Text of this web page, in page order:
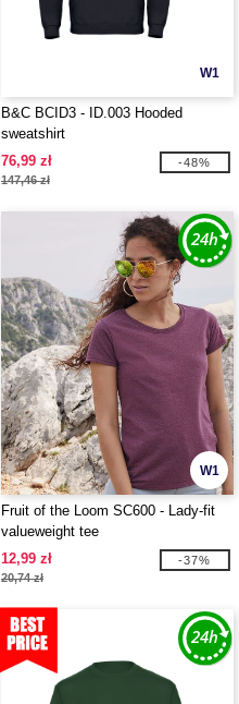
W1
B&C BCID3 - ID.003 Hooded
sweatshirt
76,99 zł
147,46 zł
-48%
W1
Fruit of the Loom SC600 - Lady-fit
valueweight tee
12,99 zł
20,74 zł
-37%